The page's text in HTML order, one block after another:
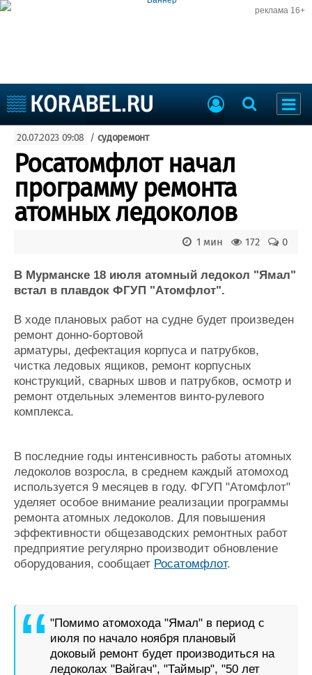
реклама 16+
Судоходство
Судоремонт
События
Порты
Рыболовство
ВМФ
Судостроение
Пульс
Новости
Компании
Репутация
Работа
Крюинг
Журнал
Реклама
Торговая площадка
Доска объявлений
Продажа флота
Оборудование
Изделия
Материалы
Услуги
Конференции
Выставки и семинары
Личности
Словарь
Флот
Галерея флота
Форум
Отзывы
Все службы
20.07.2023 09:08 / судоремонт
Росатомфлот начал
программу ремонта
атомных ледоколов
0
172
1 мин
В Мурманске 18 июля атомный ледокол "Ямал"
встал в плавдок ФГУП "Атомфлот".
В ходе плановых работ на судне будет произведен
ремонт донно-бортовой
арматуры, дефектация корпуса и патрубков,
чистка ледовых ящиков, ремонт корпусных
конструкций, сварных швов и патрубков, осмотр и
ремонт отдельных элементов винто-рулевого
комплекса.
В последние годы интенсивность работы атомных
ледоколов возросла, в среднем каждый атомоход
используется 9 месяцев в году. ФГУП "Атомфлот"
уделяет особое внимание реализации программы
ремонта атомных ледоколов. Для повышения
эффективности общезаводских ремонтных работ
предприятие регулярно производит обновление
оборудования, сообщает Росатомфлот.
"Помимо атомохода "Ямал" в период с
июля по начало ноября плановый
доковый ремонт будет производиться на
ледоколах "Вайгач", "Таймыр", "50 лет